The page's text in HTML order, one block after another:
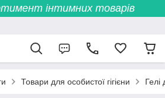
інтимних товарів
Товари для особистої гігієни Гелі